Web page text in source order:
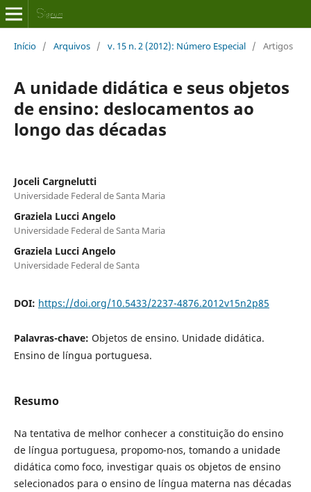
Início / Arquivos / v. 15 n. 2 (2012): Número Especial / Artigos
A unidade didática e seus objetos
de ensino: deslocamentos ao
longo das décadas
Joceli Cargnelutti
Universidade Federal de Santa Maria
Graziela Lucci Angelo
Universidade Federal de Santa Maria
Graziela Lucci Angelo
Universidade Federal de Santa
DOI: https://doi.org/10.5433/2237-4876.2012v15n2p85
Palavras-chave: Objetos de ensino. Unidade didática.
Ensino de língua portuguesa.
Resumo
Na tentativa de melhor conhecer a constituição do ensino
de língua portuguesa, propomo-nos, tomando a unidade
didática como foco, investigar quais os objetos de ensino
selecionados para o ensino de língua materna nas décadas